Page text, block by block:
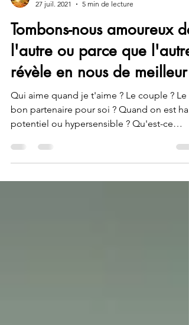
Bernadette Lepelletier
27 juil. 2021
5 min de lecture
Tombons-nous amoureux de
l'autre ou parce que l'autre
révèle en nous de meilleur ?
bon partenaire pour soi ? Quand on est
potentiel ou hypersensible ? Qu'est-ce
qu'aimer ?...